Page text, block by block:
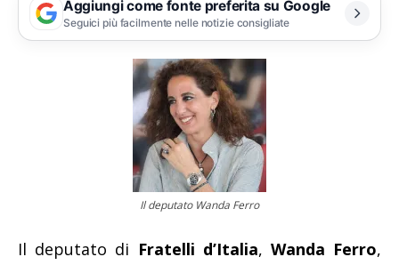
Aggiungi come fonte preferita su Google
Seguici più facilmente nelle notizie consigliate
Il deputato Wanda Ferro
Il deputato di Fratelli d’Italia, Wanda Ferro,